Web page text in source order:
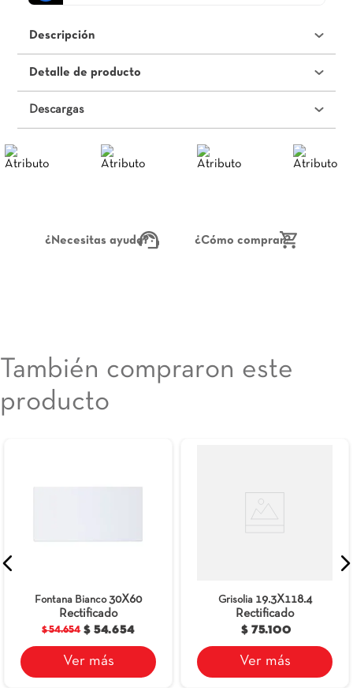
Descripción
Detalle de producto
Descargas
¿Necesitas ayuda? ¿Cómo comprar?
También compraron este
producto
Grisolia 19.3X118.4
Rectificado
$ 75.100
Ver más
Ceranatto Valtelina
118,4
$ 70.500
Ver más